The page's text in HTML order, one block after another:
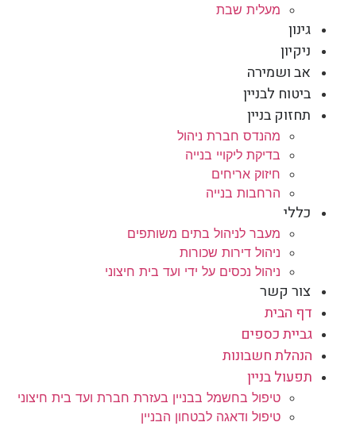
מעלית שבת
גינון
ניקיון
אב ושמירה
ביטוח לבניין
תחזוק בניין
מהנדס חברת ניהול
בדיקת ליקויי בנייה
חיזוק אריחים
הרחבות בנייה
כללי
מעבר לניהול בתים משותפים
ניהול דירות שכורות
ניהול נכסים על ידי ועד בית חיצוני
צור קשר
דף הבית
גביית כספים
הנהלת חשבונות
תפעול בניין
טיפול בחשמל בבניין בעזרת חברת ועד בית חיצוני
טיפול ודאגה לבטחון הבניין